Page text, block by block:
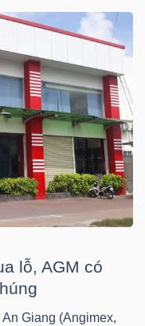
lỗ, AGM có
Giang (Angimex,